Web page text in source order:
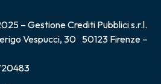
– Gestione Crediti Pubblici s.r.l.
Vespucci, 30 50123 Firenze –